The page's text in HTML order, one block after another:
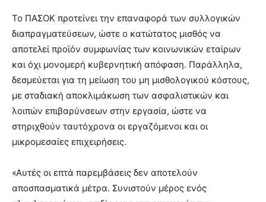
Το ΠΑΣΟΚ προτείνει την επαναφορά των συλλογικών
διαπραγματεύσεων, ώστε ο κατώτατος μισθός να
αποτελεί προϊόν συμφωνίας των κοινωνικών εταίρων
και όχι μονομερή κυβερνητική απόφαση. Παράλληλα,
δεσμεύεται για τη μείωση του μη μισθολογικού κόστους,
με σταδιακή αποκλιμάκωση των ασφαλιστικών και
λοιπών επιβαρύνσεων στην εργασία, ώστε να
στηριχθούν ταυτόχρονα οι εργαζόμενοι και οι
μικρομεσαίες επιχειρήσεις.
«Αυτές οι επτά παρεμβάσεις δεν αποτελούν
αποσπασματικά μέτρα. Συνιστούν μέρος ενός